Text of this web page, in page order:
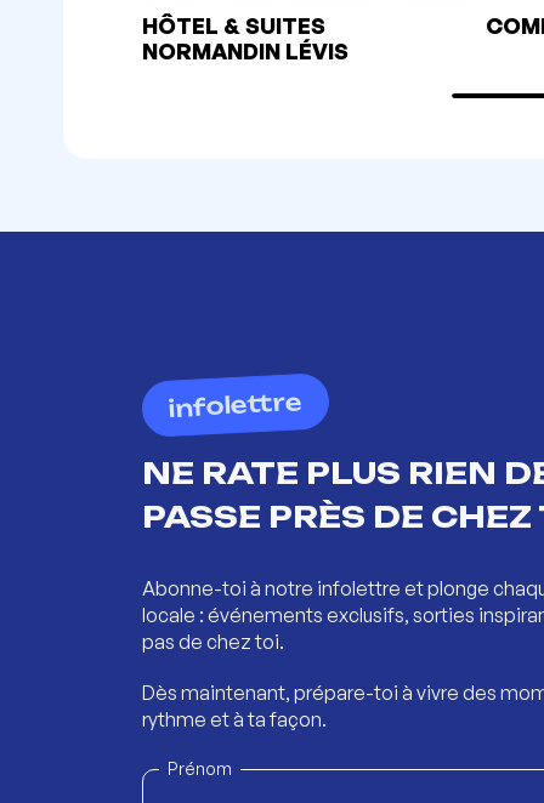
HÔTEL & SUITES
NORMANDIN LÉVIS
infolettre
NE RATE PLUS RIEN
PASSE PRÈS DE CHEZ
Abonne-toi à notre infolettre et plonge
locale : événements exclusifs, sorties
pas de chez toi.
Dès maintenant, prépare-toi à vivre des
rythme et à ta façon.
Prénom